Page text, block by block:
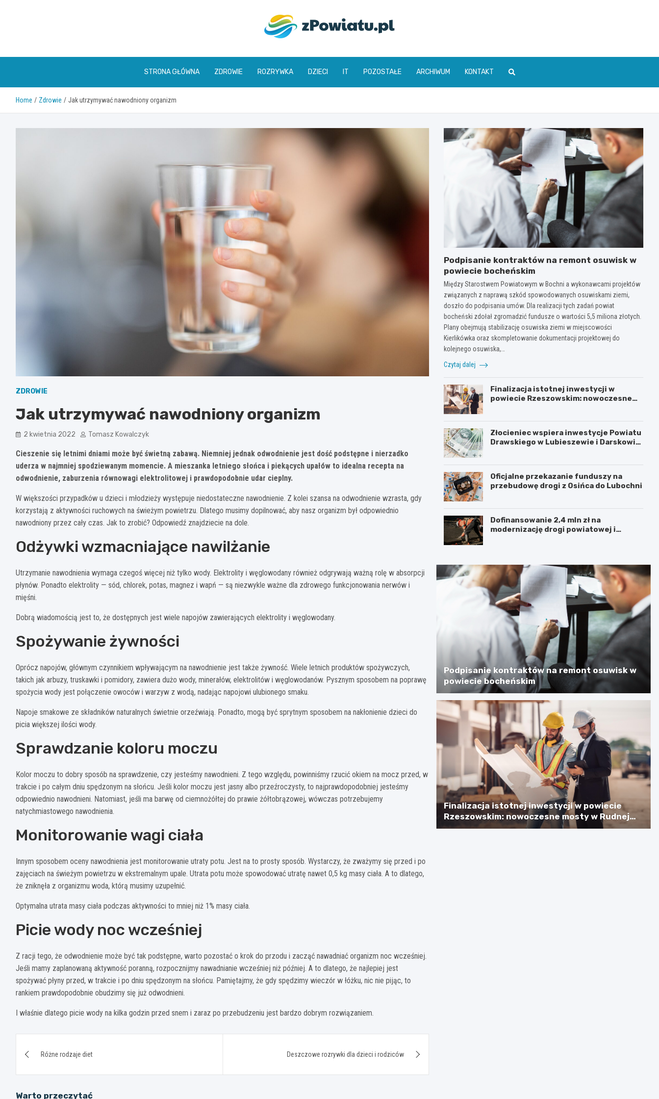
zpowiatu.pl
STRONA GŁÓWNA ZDROWIE ROZRYWKA DZIECI IT POZOSTAŁE ARCHIWUM KONTAKT
Home Zdrowie Jak utrzymywać nawodniony organizm
ZDROWIE
Jak utrzymywać nawodniony organizm
2 kwietnia 2022 Tomasz Kowalczyk
Cieszenie się letnimi dniami może być świetną zabawą. Niemniej jednak odwodnienie jest dość podstępne i nierzadko
uderza w najmniej spodziewanym momencie. A mieszanka letniego słońca i piekących upałów to idealna recepta na
odwodnienie, zaburzenia równowagi elektrolitowej i prawdopodobnie udar cieplny.
W większości przypadków u dzieci i młodzieży występuje niedostateczne nawodnienie. Z kolei szansa na odwodnienie wzrasta, gdy
korzystają z aktywności ruchowych na świeżym powietrzu. Dlatego musimy dopilnować, aby nasz organizm był odpowiednio
nawodniony przez cały czas. Jak to zrobić? Odpowiedź znajdziecie na dole.
Odżywki wzmacniające nawilżanie
Utrzymanie nawodnienia wymaga czegoś więcej niż tylko wody. Elektrolity i węglowodany również odgrywają ważną rolę w absorpcji
płynów. Ponadto elektrolity — sód, chlorek, potas, magnez i wapń — są niezwykle ważne dla zdrowego funkcjonowania nerwów i
mięśni.
Dobrą wiadomością jest to, że dostępnych jest wiele napojów zawierających elektrolity i węglowodany.
Spożywanie żywności
Oprócz napojów, głównym czynnikiem wpływającym na nawodnienie jest także żywność. Wiele letnich produktów spożywczych,
takich jak arbuzy, truskawki i pomidory, zawiera dużo wody, minerałów, elektrolitów i węglowodanów. Pysznym sposobem na poprawę
spożycia wody jest połączenie owoców i warzyw z wodą, nadając napojowi ulubionego smaku.
Napoje smakowe ze składników naturalnych świetnie orzeźwiają. Ponadto, mogą być sprytnym sposobem na nakłonienie dzieci do
picia większej ilości wody.
Sprawdzanie koloru moczu
Kolor moczu to dobry sposób na sprawdzenie, czy jesteśmy nawodnieni. Z tego względu, powinniśmy rzucić okiem na mocz przed, w
trakcie i po całym dniu spędzonym na słońcu. Jeśli kolor moczu jest jasny albo przeźroczysty, to najprawdopodobniej jesteśmy
odpowiednio nawodnieni. Natomiast, jeśli ma barwę od ciemnożółtej do prawie żółtobrązowej, wówczas potrzebujemy
natychmiastowego nawodnienia.
Monitorowanie wagi ciała
Innym sposobem oceny nawodnienia jest monitorowanie utraty potu. Jest na to prosty sposób. Wystarczy, że zważymy się przed i po
zajęciach na świeżym powietrzu w ekstremalnym upale. Utrata potu może spowodować utratę nawet 0,5 kg masy ciała. A to dlatego,
że zniknęła z organizmu woda, którą musimy uzupełnić.
Optymalna utrata masy ciała podczas aktywności to mniej niż 1% masy ciała.
Picie wody noc wcześniej
Z racji tego, że odwodnienie może być tak podstępne, warto pozostać o krok do przodu i zacząć nawadniać organizm noc wcześniej.
Jeśli mamy zaplanowaną aktywność poranną, rozpocznijmy nawadnianie wcześniej niż później. A to dlatego, że najlepiej jest
spożywać płyny przed, w trakcie i po dniu spędzonym na słońcu. Pamiętajmy, że gdy spędzimy wieczór w łóżku, nic nie pijąc, to
rankiem prawdopodobnie obudzimy się już odwodnieni.
I właśnie dlatego picie wody na kilka godzin przed snem i zaraz po przebudzeniu jest bardzo dobrym rozwiązaniem.
wpisuRóżne rodzaje diet Deszczowe rozrywki dla dzieci i rodziców
Podpisanie kontraktów na remont osuwisk w
powiecie bocheńskim
Między Starostwem Powiatowym w Bochni a wykonawcami projektów
związanych z naprawą szkód spowodowanych osuwiskami ziemi,
doszło do podpisania umów. Dla realizacji tych zadań powiat
bocheński zdołał zgromadzić fundusze o wartości 5,5 miliona złotych.
Plany obejmują stabilizację osuwiska ziemi w miejscowości
Kierlikówka oraz skompletowanie dokumentacji projektowej do
kolejnego osuwiska,…
Czytaj dalej
Finalizacja istotnej inwestycji w
powiecie Rzeszowskim: nowoczesne
Złocieniec wspiera inwestycje Powiatu
Drawskiego w Lubieszewie i Darskowie
Oficjalne przekazanie funduszy na
przebudowę drogi z Osińca do Lubochni
Dofinansowanie 2,4 mln zł na
modernizację drogi powiatowej i
Podpisanie kontraktów na remont osuwisk w
powiecie bocheńskim
Finalizacja istotnej inwestycji w powiecie
Rzeszowskim: nowoczesne mosty w Rudnej
Małej
Warto przeczytać